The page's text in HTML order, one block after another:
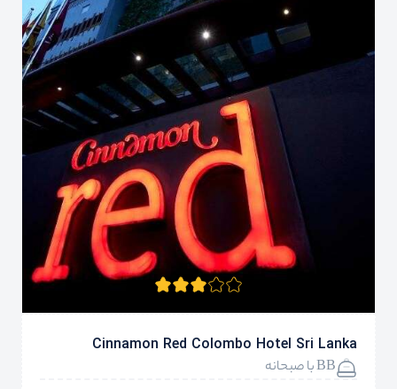
Cinnamon Red Colombo Hotel Sri Lanka
BB با صبحانه